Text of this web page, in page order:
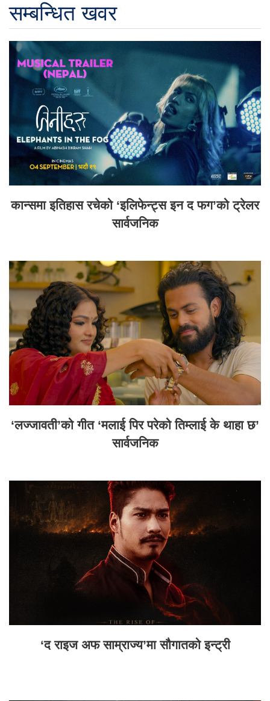
सम्बन्धित खवर
कान्समा इतिहास रचेको ‘इलिफेन्ट्स इन द फग’को ट्रेलर
सार्वजनिक
‘लज्जावती’को गीत ‘मलाई पिर परेको तिम्लाई के थाहा छ’
सार्वजनिक
‘द राइज अफ साम्राज्य’मा सौगातको इन्ट्री